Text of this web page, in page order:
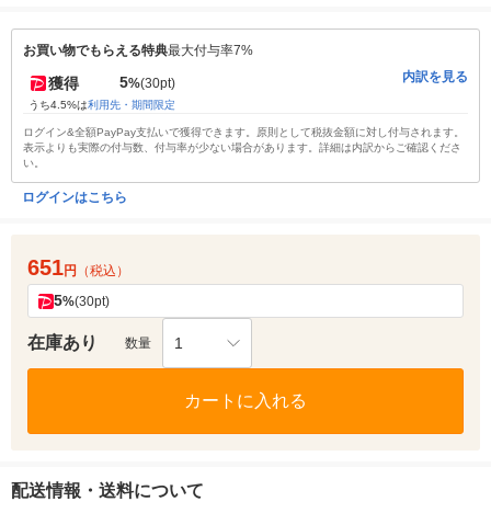
お買い物でもらえる特典最大付与率7%
獲得 5%(30pt)
うち4.5%は利用先・期間限定
内訳を見る
ログイン&全額PayPay支払いで獲得できます。原則として税抜金額に対し付与されます。
表示よりも実際の付与数、付与率が少ない場合があります。詳細は内訳からご確認くださ
い。
ログインはこちら
651円 （税込）
5%(30pt)
在庫あり 数量 1
カートに入れる
配送情報・送料について